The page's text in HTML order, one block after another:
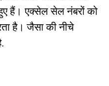
हैं। एक्सेल सेल नंबरों को
है। जैसा की नीचे